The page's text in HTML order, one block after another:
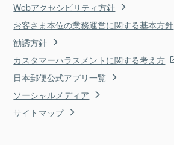
Webアクセシビリティ方針
お客さま本位の業務運営に関する基本方針
勧誘方針
カスタマーハラスメントに関する考え方
日本郵便公式アプリ一覧
ソーシャルメディア
サイトマップ